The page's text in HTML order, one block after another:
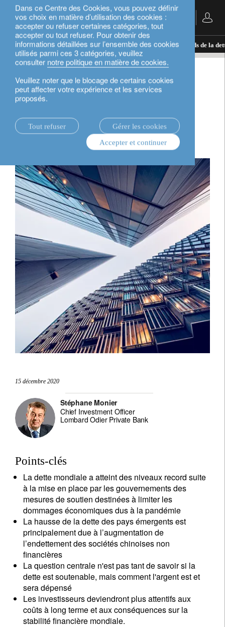
Dans ce Centre des Cookies, vous pouvez définir
vos choix en matière d’utilisation des cookies :
accepter ou refuser certaines catégories, tout
accepter ou tout refuser. Pour obtenir des
informations détaillées sur l’ensemble des cookies
utilisés parmi ces 3 catégories, veuillez
consulter notre politique en matière de cookies.
Veuillez noter que le blocage de certains cookies
peut affecter votre expérience et les services
proposés.
Tout refuser
Gérer les cookies
Accepter et continuer
Français
actualités. perspectives d’investissement Le poids de la
perspectives d’investissement
Le poids de la dette
pandémique
15 décembre 2020
Stéphane Monier
Chief Investment Officer
Lombard Odier Private Bank
Points-clés
La dette mondiale a atteint des niveaux record suite
à la mise en place par les gouvernements des
mesures de soutien destinées à limiter les
dommages économiques dus à la pandémie
La hausse de la dette des pays émergents est
principalement due à l’augmentation de
l’endettement des sociétés chinoises non
financières
La question centrale n'est pas tant de savoir si la
dette est soutenable, mais comment l'argent est et
sera dépensé
Les investisseurs deviendront plus attentifs aux
coûts à long terme et aux conséquences sur la
stabilité financière mondiale.